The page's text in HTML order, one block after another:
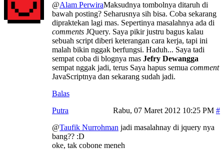
@Alam PerwiraMaksudnya tombolnya ditaruh di
bawah posting? Seharusnya sih bisa. Coba sekarang
dipraktekan lagi mas. Sepertinya masalahnya ada di
comments JQuery. Saya pikir justru bagus kalau
sebuah script diberi keterangan cara kerja, tapi ini
malah bikin nggak berfungsi. Haduh... Saya tadi
sempat coba di blognya mas Jefry Dewangga
sempat nggak jadi, terus Saya hapus semua comment
JavaScriptnya dan sekarang sudah jadi.
Balas
Putra
Rabu, 07 Maret 2012 10:25 PM
@Taufik Nurrohman jadi masalahnay di jquery nya
bang?? :D
oke, tak cobone meneh